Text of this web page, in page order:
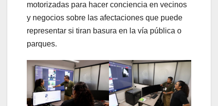
motorizadas para hacer conciencia en vecinos
y negocios sobre las afectaciones que puede
representar si tiran basura en la vía pública o
parques.